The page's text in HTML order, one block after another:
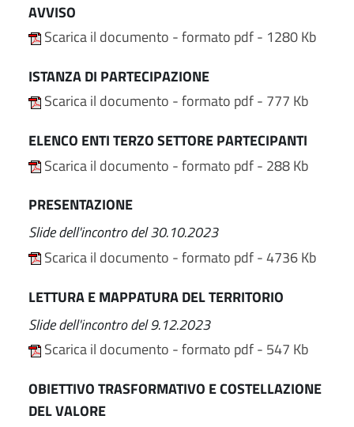
AVVISO
Scarica il documento - formato pdf - 1280 Kb
ISTANZA DI PARTECIPAZIONE
Scarica il documento - formato pdf - 777 Kb
ELENCO ENTI TERZO SETTORE PARTECIPANTI
Scarica il documento - formato pdf - 288 Kb
PRESENTAZIONE
Slide dell'incontro del 30.10.2023
Scarica il documento - formato pdf - 4736 Kb
LETTURA E MAPPATURA DEL TERRITORIO
Slide dell'incontro del 9.12.2023
Scarica il documento - formato pdf - 547 Kb
OBIETTIVO TRASFORMATIVO E COSTELLAZIONE
DEL VALORE